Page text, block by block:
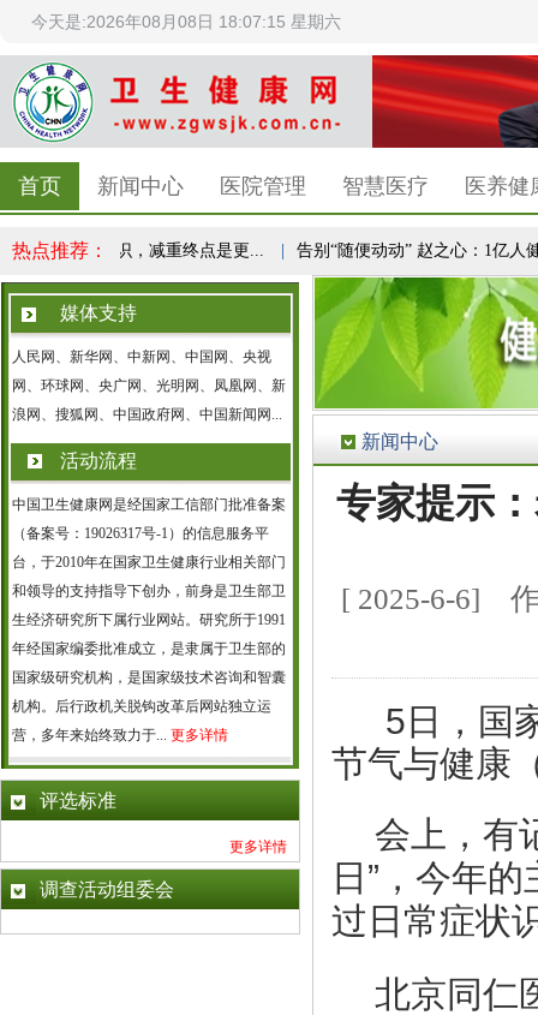
今天是:2026年08月08日 18:07:15 星期六
首页 新闻中心 医院管理 智慧医疗 医养健
热点推荐：
全民健康共识，减重终点是更... | 告别“随便动动” 赵之心：1亿人健
媒体支持
人民网、新华网、中新网、中国网、央视
网、环球网、央广网、光明网、凤凰网、新
浪网、搜狐网、中国政府网、中国新闻网...
活动流程
中国卫生健康网是经国家工信部门批准备案
（备案号：19026317号-1）的信息服务平
台，于2010年在国家卫生健康行业相关部门
和领导的支持指导下创办，前身是卫生部卫
生经济研究所下属行业网站。研究所于1991
年经国家编委批准成立，是隶属于卫生部的
国家级研究机构，是国家级技术咨询和智囊
机构。后行政机关脱钩改革后网站独立运
营，多年来始终致力于... 更多详情
评选标准
更多详情
调查活动组委会
新闻中心
专家提示
[ 2025-6-6]
5日，国
节气与健康
会上，有
日”，今年
过日常症状
北京同仁